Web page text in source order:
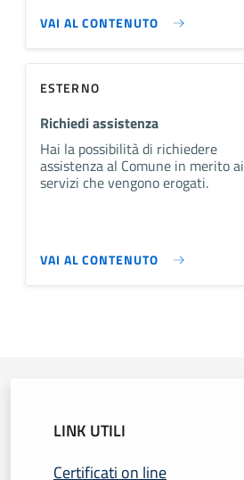
VAI AL CONTENUTO
ESTERNO
Richiedi assistenza
Hai la possibilità di richiedere
assistenza al Comune in merito ai
servizi che vengono erogati.
VAI AL CONTENUTO
LINK UTILI
Certificati on line